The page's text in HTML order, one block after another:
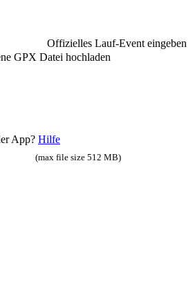
Offizielles Lauf-Event eingeben
GPX Datei hochladen
App? Hilfe
(max file size 512 MB)